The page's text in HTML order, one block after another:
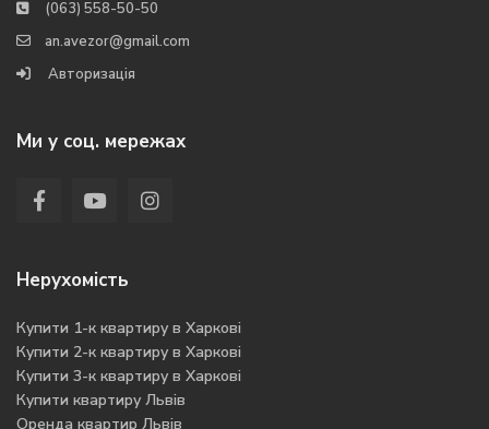
(063) 558-50-50
an.avezor@gmail.com
Авторизація
Ми у соц. мережах
Нерухомість
Купити 1-к квартиру в Харкові
Купити 2-к квартиру в Харкові
Купити 3-к квартиру в Харкові
Купити квартиру Львів
Оренда квартир Львів